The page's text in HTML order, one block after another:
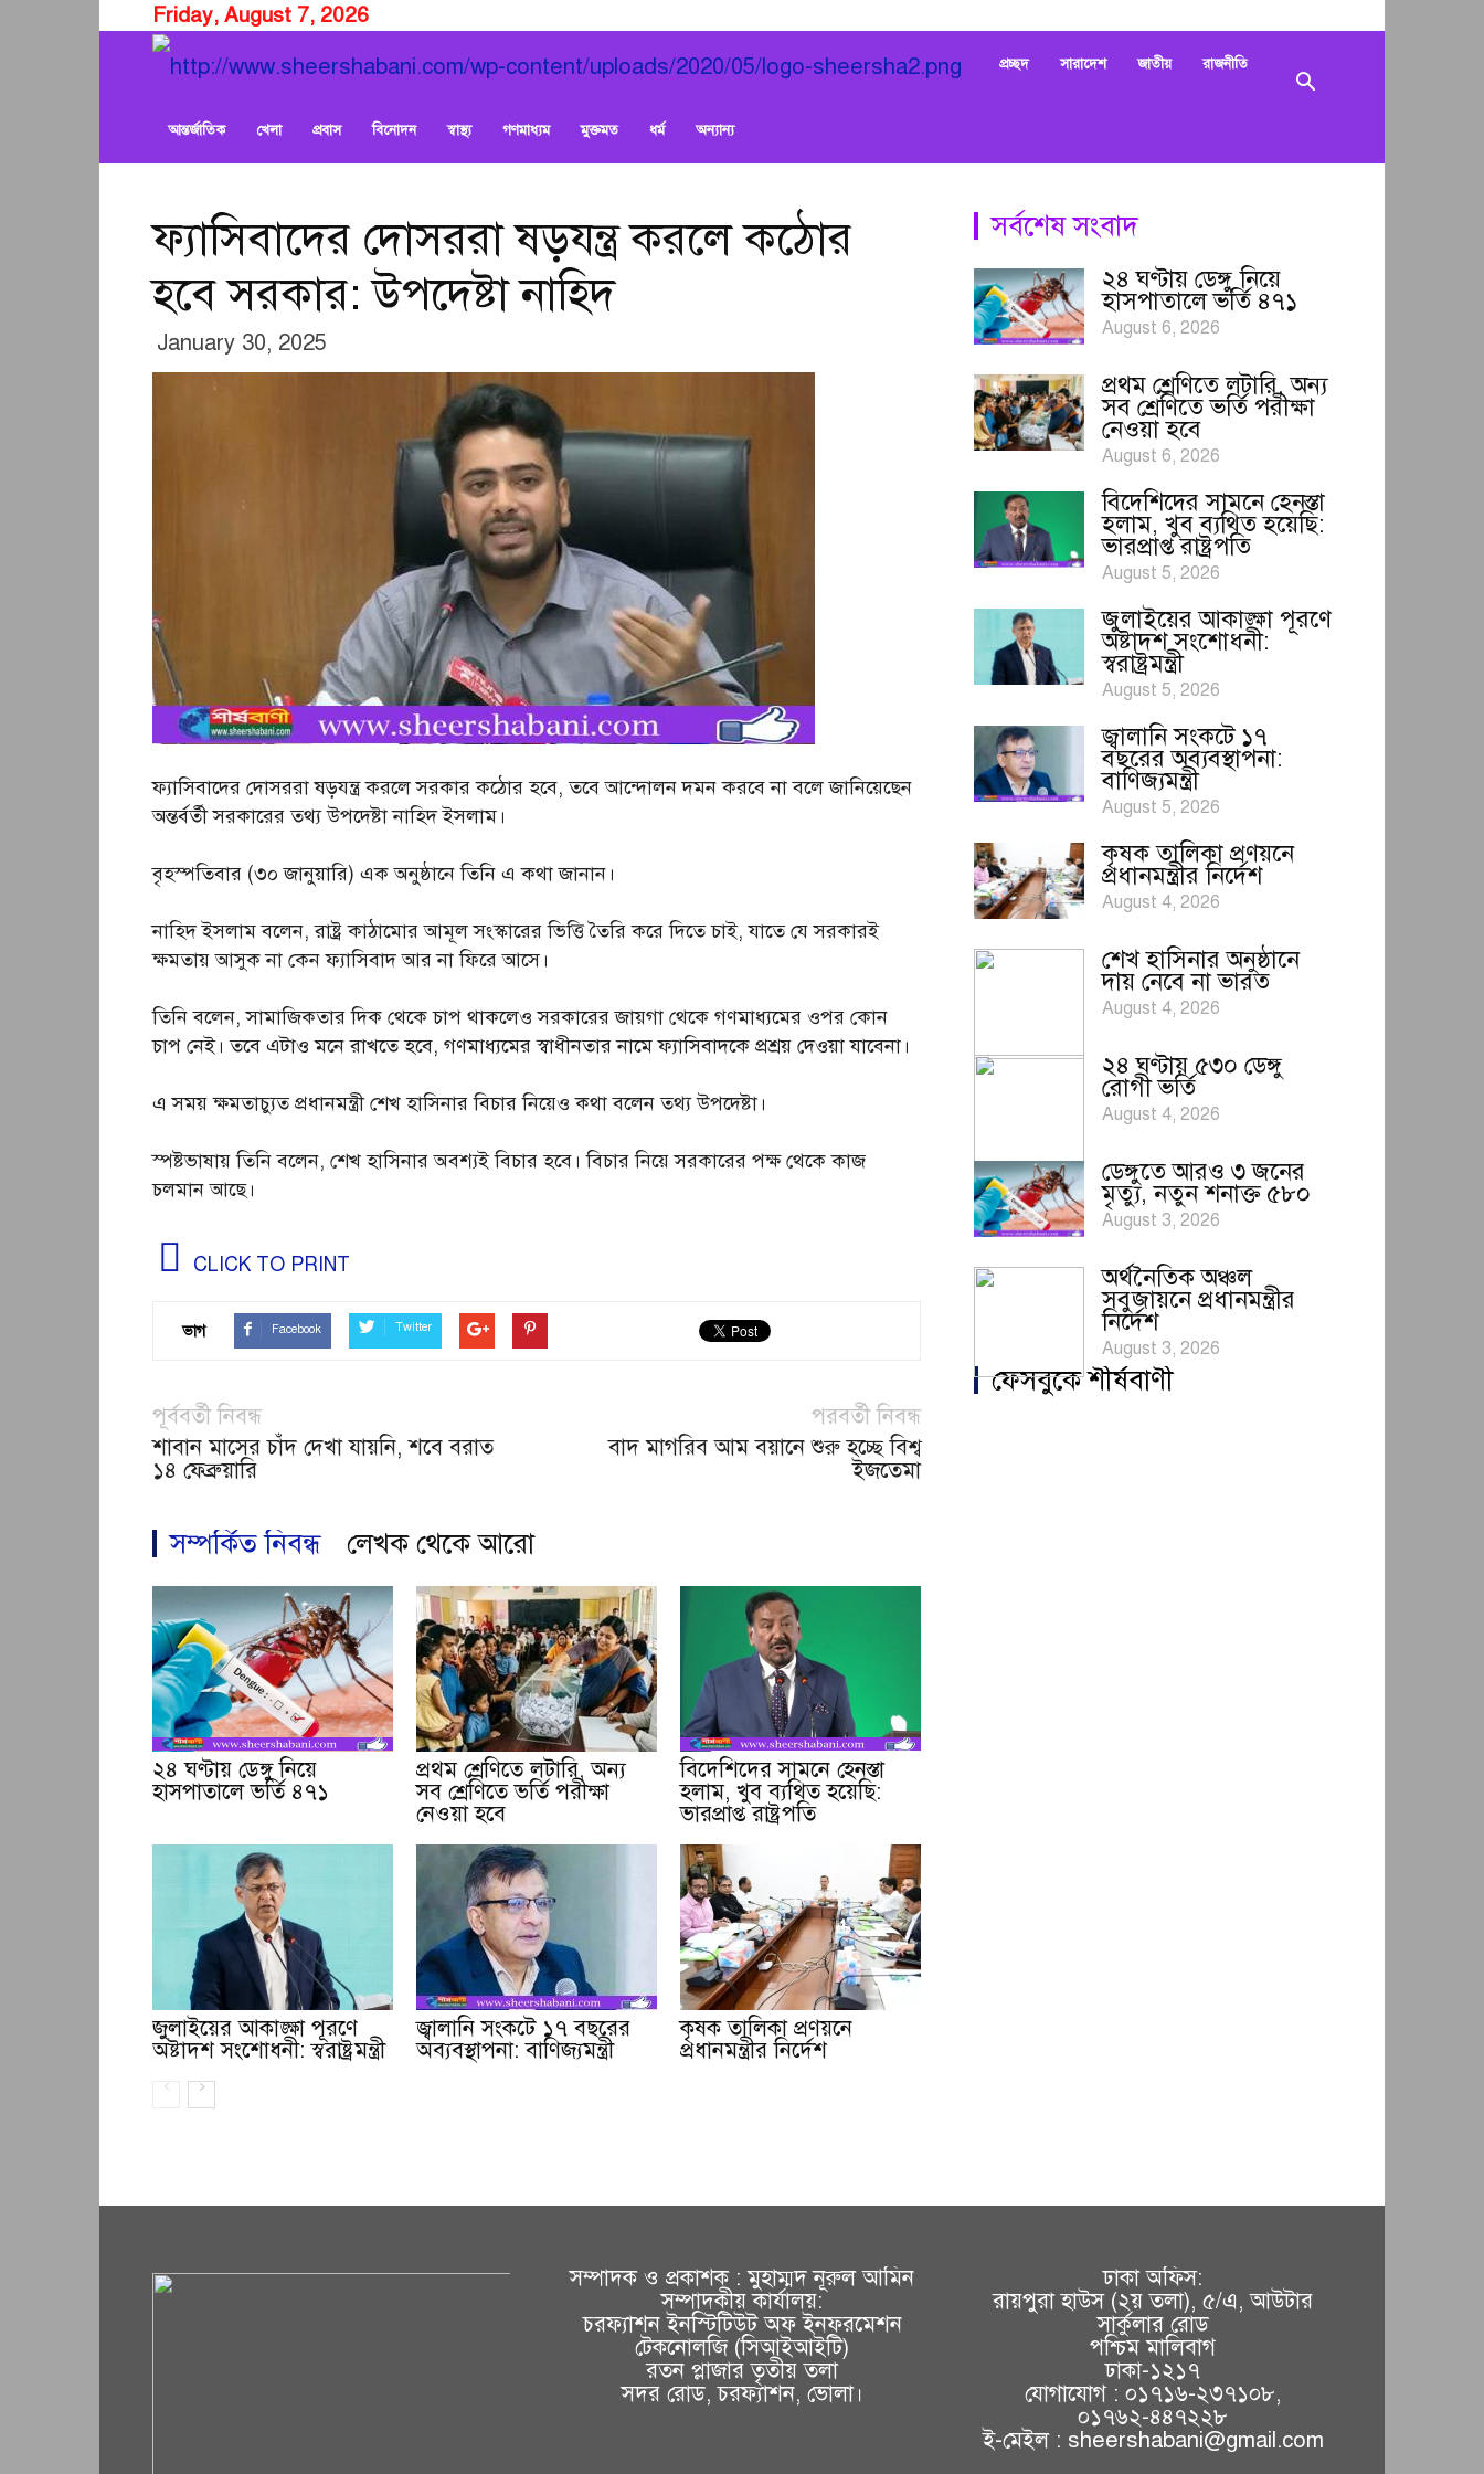
Friday, August 7, 2026
Sheershabani
প্রচ্ছদ সারাদেশ জাতীয় রাজনীতি
আন্তর্জাতিক খেলা প্রবাস বিনোদন স্বাস্থ্য গণমাধ্যম মুক্তমত ধর্ম অন্যান্য
ফ্যাসিবাদের দোসররা ষড়যন্ত্র করলে কঠোর
হবে সরকার: উপদেষ্টা নাহিদ
January 30, 2025
ফ্যাসিবাদের দোসররা ষড়যন্ত্র করলে সরকার কঠোর হবে, তবে আন্দোলন দমন করবে না বলে জানিয়েছেন
অন্তর্বর্তী সরকারের তথ্য উপদেষ্টা নাহিদ ইসলাম।
বৃহস্পতিবার (৩০ জানুয়ারি) এক অনুষ্ঠানে তিনি এ কথা জানান।
নাহিদ ইসলাম বলেন, রাষ্ট্র কাঠামোর আমূল সংস্কারের ভিত্তি তৈরি করে দিতে চাই, যাতে যে সরকারই
ক্ষমতায় আসুক না কেন ফ্যাসিবাদ আর না ফিরে আসে।
তিনি বলেন, সামাজিকতার দিক থেকে চাপ থাকলেও সরকারের জায়গা থেকে গণমাধ্যমের ওপর কোন
চাপ নেই। তবে এটাও মনে রাখতে হবে, গণমাধ্যমের স্বাধীনতার নামে ফ্যাসিবাদকে প্রশ্রয় দেওয়া যাবেনা।
এ সময় ক্ষমতাচ্যুত প্রধানমন্ত্রী শেখ হাসিনার বিচার নিয়েও কথা বলেন তথ্য উপদেষ্টা।
স্পষ্টভাষায় তিনি বলেন, শেখ হাসিনার অবশ্যই বিচার হবে। বিচার নিয়ে সরকারের পক্ষ থেকে কাজ
চলমান আছে।
CLICK TO PRINT
ভাগ Facebook Twitter
পূর্ববর্তী নিবন্ধ
শাবান মাসের চাঁদ দেখা যায়নি, শবে বরাত
১৪ ফেব্রুয়ারি
পরবর্তী নিবন্ধ
বাদ মাগরিব আম বয়ানে শুরু হচ্ছে বিশ্ব
ইজতেমা
সম্পর্কিত নিবন্ধ লেখক থেকে আরো
২৪ ঘণ্টায় ডেঙ্গু নিয়ে
হাসপাতালে ভর্তি ৪৭১
প্রথম শ্রেণিতে লটারি, অন্য
সব শ্রেণিতে ভর্তি পরীক্ষা
নেওয়া হবে
বিদেশিদের সামনে হেনস্তা
হলাম, খুব ব্যথিত হয়েছি:
ভারপ্রাপ্ত রাষ্ট্রপতি
জুলাইয়ের আকাঙ্ক্ষা পূরণে
অষ্টাদশ সংশোধনী: স্বরাষ্ট্রমন্ত্রী
জ্বালানি সংকটে ১৭ বছরের
অব্যবস্থাপনা: বাণিজ্যমন্ত্রী
কৃষক তালিকা প্রণয়নে
প্রধানমন্ত্রীর নির্দেশ
সর্বশেষ সংবাদ
২৪ ঘণ্টায় ডেঙ্গু নিয়ে
হাসপাতালে ভর্তি ৪৭১
August 6, 2026
প্রথম শ্রেণিতে লটারি, অন্য
সব শ্রেণিতে ভর্তি পরীক্ষা
নেওয়া হবে
August 6, 2026
বিদেশিদের সামনে হেনস্তা
হলাম, খুব ব্যথিত হয়েছি:
ভারপ্রাপ্ত রাষ্ট্রপতি
August 5, 2026
জুলাইয়ের আকাঙ্ক্ষা পূরণে
অষ্টাদশ সংশোধনী:
স্বরাষ্ট্রমন্ত্রী
August 5, 2026
জ্বালানি সংকটে ১৭
বছরের অব্যবস্থাপনা:
বাণিজ্যমন্ত্রী
August 5, 2026
কৃষক তালিকা প্রণয়নে
প্রধানমন্ত্রীর নির্দেশ
August 4, 2026
শেখ হাসিনার অনুষ্ঠানে
দায় নেবে না ভারত
August 4, 2026
২৪ ঘণ্টায় ৫৩০ ডেঙ্গু
রোগী ভর্তি
August 4, 2026
ডেঙ্গুতে আরও ৩ জনের
মৃত্যু, নতুন শনাক্ত ৫৮০
August 3, 2026
অর্থনৈতিক অঞ্চল
সবুজায়নে প্রধানমন্ত্রীর
নির্দেশ
August 3, 2026
ফেসবুকে শীর্ষবাণী
সম্পাদক ও প্রকাশক : মুহাম্মদ নূরুল আমিন
সম্পাদকীয় কার্যালয়:
চরফ্যাশন ইনস্টিটিউট অফ ইনফরমেশন
টেকনোলজি (সিআইআইটি)
রতন প্লাজার তৃতীয় তলা
সদর রোড, চরফ্যাশন, ভোলা।
ঢাকা অফিস:
রায়পুরা হাউস (২য় তলা), ৫/এ, আউটার
সার্কুলার রোড
পশ্চিম মালিবাগ
ঢাকা-১২১৭
যোগাযোগ : ০১৭১৬-২৩৭১০৮,
০১৭৬২-৪৪৭২২৮
ই-মেইল : sheershabani@gmail.com